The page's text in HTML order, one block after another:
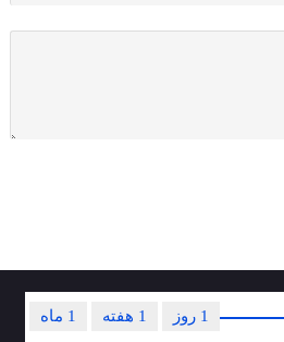
1 ماه 1 هفته 1 روز